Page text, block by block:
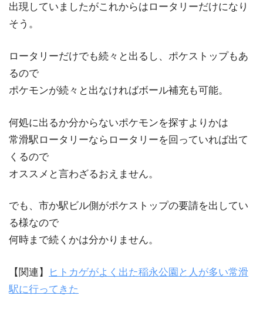
出現していましたがこれからはロータリーだけになり
そう。
ロータリーだけでも続々と出るし、ポケストップもあ
るので
ポケモンが続々と出なければボール補充も可能。
何処に出るか分からないポケモンを探すよりかは
常滑駅ロータリーならロータリーを回っていれば出て
くるので
オススメと言わざるおえません。
でも、市か駅ビル側がポケストップの要請を出してい
る様なので
何時まで続くかは分かりません。
【関連】
ヒトカゲがよく出た稲永公園と人が多い常滑
駅に行ってきた